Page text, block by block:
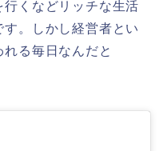
くなどリッチな生活
。しかし経営者とい
る毎日なんだと